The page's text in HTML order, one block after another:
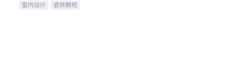
室内设计
瓷砖橱柜